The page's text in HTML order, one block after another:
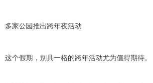
多家公园推出跨年夜活动
这个假期，别具一格的跨年活动尤为值得期待。